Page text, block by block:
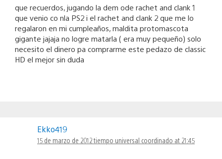
que recuerdos, jugando la dem ode rachet and clank 1
que venio co nla PS2 i el rachet and clank 2 que me lo
regalaron en mi cumpleaños, maldita protomascota
gigante jajaja no logre matarla ( era muy pequeño) solo
necesito el dinero pa comprarme este pedazo de classic
HD el mejor sin duda
Ekko419
15 de marzo de 2012 tiempo universal coordinado at 21:45